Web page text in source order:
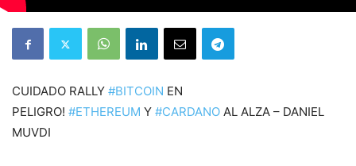
CUIDADO RALLY #BITCOIN EN
PELIGRO! #ETHEREUM Y #CARDANO AL ALZA – DANIEL
MUVDI